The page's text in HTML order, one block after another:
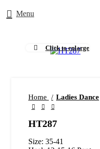
Menu
Click to enlarge
Home Ladies Dance
HT287
Size: 35-41